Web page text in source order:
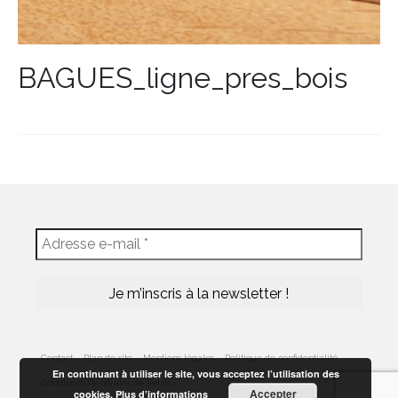
BAGUES_ligne_pres_bois
Contact Plan de site Mentions légales Politique de confidentialité
En continuant à utiliser le site, vous acceptez l’utilisation des
cookies.Plus d’informations Accepter